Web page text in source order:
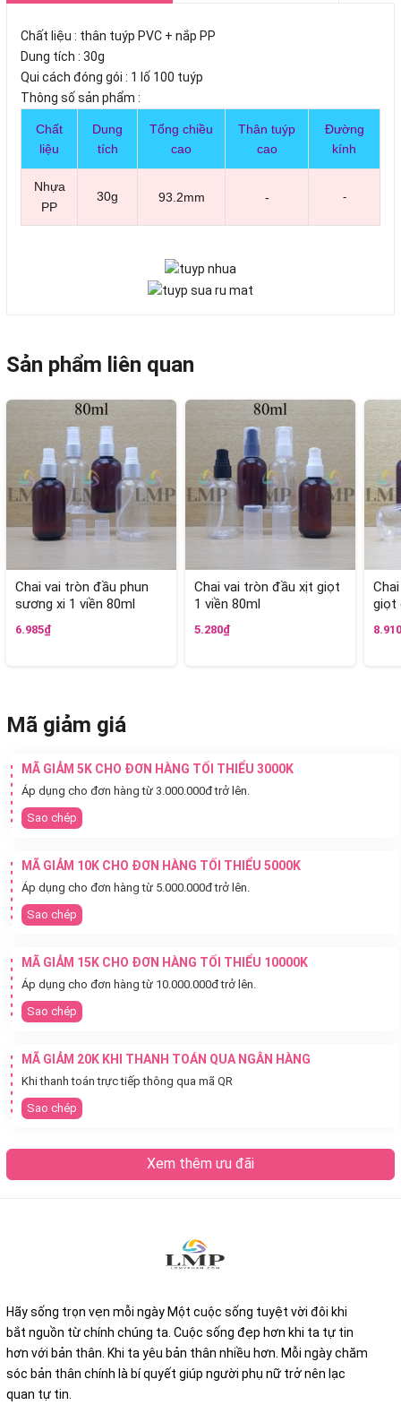
Chất liệu : thân tuýp PVC + nắp PP
Dung tích : 30g
Qui cách đóng gói : 1 lố 100 tuýp
Thông số sản phẩm :
Chất
liệu
Dung
tích
Tổng chiều
cao
Thân tuýp
cao
Đường
kính
Nhựa
PP
30g 93.2mm - -
Sản phẩm liên quan
Chai vai tròn đầu phun
sương xi 1 viền 80ml
6.985₫
Chai vai tròn đầu xịt giọt
1 viền 80ml
5.280₫
giọt
Mã giảm giá
MÃ GIẢM 5K CHO ĐƠN HÀNG TỐI THIỂU 3000K
Áp dụng cho đơn hàng từ 3.000.000đ trở lên.
Sao chép
MÃ GIẢM 10K CHO ĐƠN HÀNG TỐI THIỂU 5000K
Áp dụng cho đơn hàng từ 5.000.000đ trở lên.
Sao chép
MÃ GIẢM 15K CHO ĐƠN HÀNG TỐI THIỂU 10000K
Áp dụng cho đơn hàng từ 10.000.000đ trở lên.
Sao chép
MÃ GIẢM 20K KHI THANH TOÁN QUA NGÂN HÀNG
Khi thanh toán trực tiếp thông qua mã QR
Sao chép
Xem thêm ưu đãi
Hãy sống trọn vẹn mỗi ngày Một cuộc sống tuyệt vời đôi khi
bắt nguồn từ chính chúng ta. Cuộc sống đẹp hơn khi ta tự tin
hơn với bản thân. Khi ta yêu bản thân nhiều hơn. Mỗi ngày chăm
sóc bản thân chính là bí quyết giúp người phụ nữ trở nên lạc
quan tự tin.